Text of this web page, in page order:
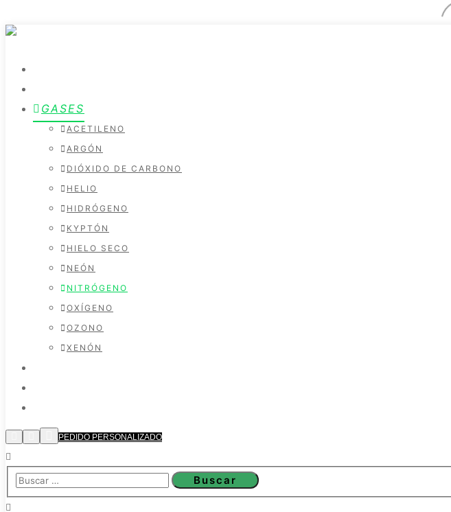
GASES
ACETILENO
ARGÓN
DIÓXIDO DE CARBONO
HELIO
HIDRÓGENO
KYPTÓN
HIELO SECO
NEÓN
NITRÓGENO
OXÍGENO
OZONO
XENÓN
PEDIDO PERSONALIZADO